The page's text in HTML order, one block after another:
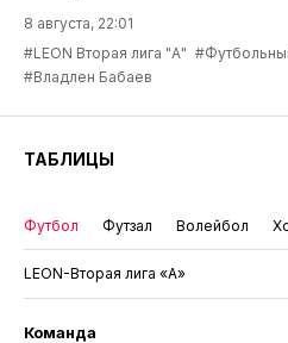
8 августа, 22:01
#LEON Вторая лига "А"
#Владлен Бабаев
ТАБЛИЦЫ
Футбол Футзал Волейбол
LEON-Вторая лига «А»
Команда